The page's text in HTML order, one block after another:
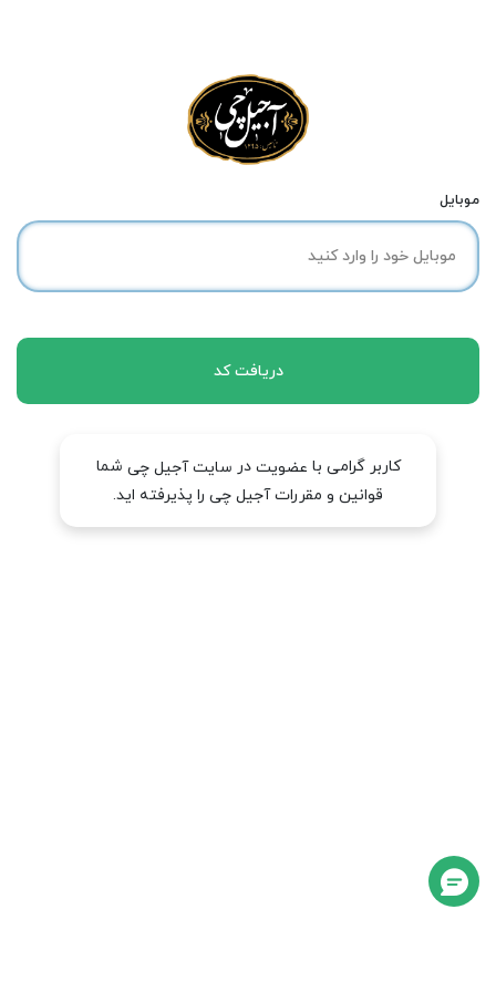
موبایل
دریافت کد
کاربر گرامی با عضویت در سایت آجیل چی شما
قوانین و مقررات آجیل چی را پذیرفته اید.